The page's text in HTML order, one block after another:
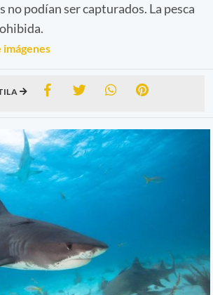
no podían ser capturados. La pesca
imágenes